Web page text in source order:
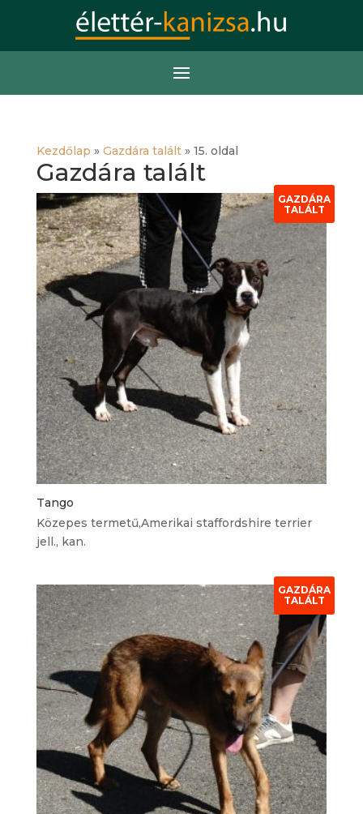
Kezdőlap » Gazdára talált» 15. oldal
Gazdára talált
GAZDÁRA
TALÁLT
Tango
Közepes termetű,Amerikai staffordshire terrier
jell., kan.
GAZDÁRA
TALÁLT